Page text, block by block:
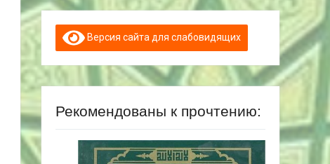
Версия сайта для слабовидящих
Рекомендованы к прочтению: